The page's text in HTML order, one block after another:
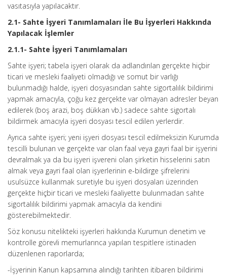
vasıtasıyla yapılacaktır.
2.1- Sahte İşyeri Tanımlamaları İle Bu İşyerleri Hakkında
Yapılacak İşlemler
2.1.1- Sahte İşyeri Tanımlamaları
Sahte işyeri; tabela işyeri olarak da adlandırılan gerçekte hiçbir
ticari ve mesleki faaliyeti olmadığı ve somut bir varlığı
bulunmadığı halde, işyeri dosyasından sahte sigortalılık bildirimi
yapmak amacıyla, çoğu kez gerçekte var olmayan adresler beyan
edilerek (boş arazi, boş dükkan vb.) sadece sahte sigortalı
bildirmek amacıyla işyeri dosyası tescil edilen yerlerdir.
Ayrıca sahte işyeri; yeni işyeri dosyası tescil edilmeksizin Kurumda
tescilli bulunan ve gerçekte var olan faal veya gayri faal bir işyerini
devralmak ya da bu işyeri işvereni olan şirketin hisselerini satın
almak veya gayri faal olan işyerlerinin e-bildirge şifrelerini
usulsüzce kullanmak suretiyle bu işyeri dosyaları üzerinden
gerçekte hiçbir ticari ve mesleki faaliyette bulunmadan sahte
sigortalılık bildirimi yapmak amacıyla da kendini
gösterebilmektedir.
Söz konusu nitelikteki işyerleri hakkında Kurumun denetim ve
kontrolle görevli memurlarınca yapılan tespitlere istinaden
düzenlenen raporlarda;
-İşyerinin Kanun kapsamına alındığı tarihten itibaren bildirimi